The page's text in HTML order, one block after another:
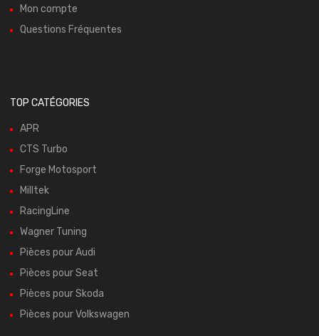
Mon compte
Questions Fréquentes
TOP CATÉGORIES
APR
CTS Turbo
Forge Motosport
Milltek
RacingLine
Wagner Tuning
Pièces pour Audi
Pièces pour Seat
Pièces pour Skoda
Pièces pour Volkswagen